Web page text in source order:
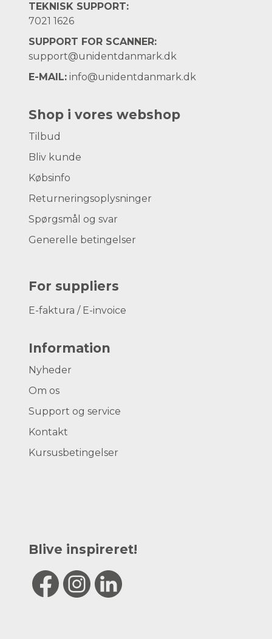
TEKNISK SUPPORT:
7021 1626
SUPPORT FOR SCANNER:
support@unidentdanmark.dk
E-MAIL: info@unidentdanmark.dk
Shop i vores webshop
Tilbud
Bliv kunde
Købsinfo
Returneringsoplysninger
Spørgsmål og svar
Generelle betingelser
For suppliers
E-faktura / E-invoice
Information
Nyheder
Om os
Support og service
Kontakt
Kursusbetingelser
Blive inspireret!